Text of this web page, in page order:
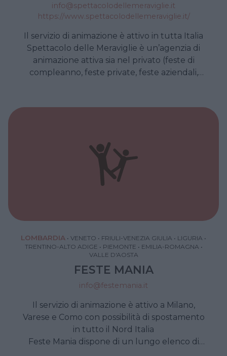
info@spettacolodellemeraviglie.it
https://www.spettacolodellemeraviglie.it/
Il servizio di animazione è attivo in tutta Italia
Spettacolo delle Meraviglie è un’agenzia di
animazione attiva sia nel privato (feste di
compleanno, feste private, feste aziendali,
nei parchi divertimenti, nei resort e nei villaggi
LOMBARDIA • VENETO • FRIULI-VENEZIA GIULIA • LIGURIA •
TRENTINO-ALTO ADIGE • PIEMONTE • EMILIA-ROMAGNA •
VALLE D'AOSTA
FESTE MANIA
info@festemania.it
Il servizio di animazione è attivo a Milano,
Varese e Como con possibilità di spostamento
in tutto il Nord Italia
Feste Mania dispone di un lungo elenco di